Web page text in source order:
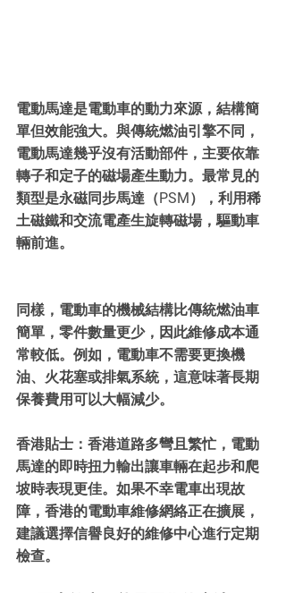
電動馬達是電動車的動力來源，結構簡
單但效能強大。與傳統燃油引擎不同，
電動馬達幾乎沒有活動部件，主要依靠
轉子和定子的磁場產生動力。最常見的
類型是永磁同步馬達（PSM），利用稀
土磁鐵和交流電產生旋轉磁場，驅動車
輛前進。
同樣，電動車的機械結構比傳統燃油車
簡單，零件數量更少，因此維修成本通
常較低。例如，電動車不需要更換機
油、火花塞或排氣系統，這意味著長期
保養費用可以大幅減少。
香港貼士：香港道路多彎且繁忙，電動
馬達的即時扭力輸出讓車輛在起步和爬
坡時表現更佳。如果不幸電車出現故
障，香港的電動車維修網絡正在擴展，
建議選擇信譽良好的維修中心進行定期
檢查。